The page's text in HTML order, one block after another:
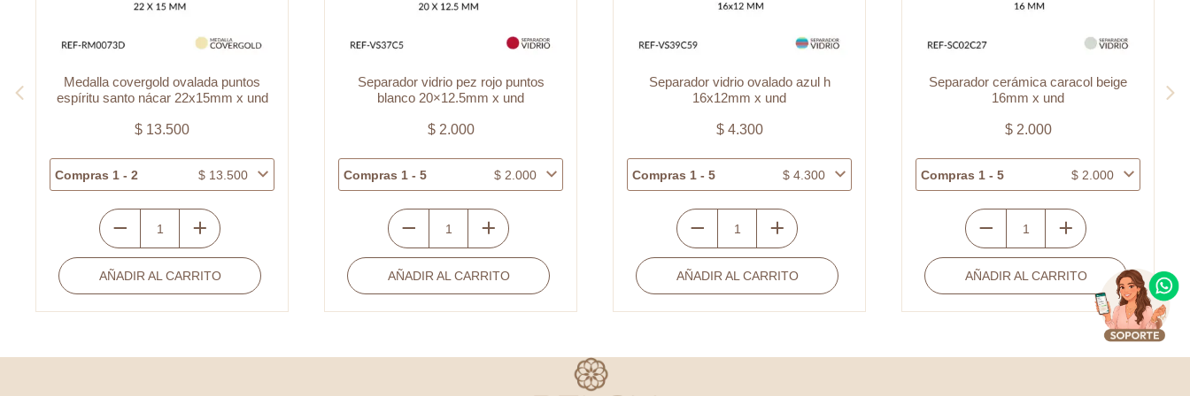
Medalla covergold ovalada puntos
espíritu santo nácar 22x15mm x und
$ 13.500
Compras 1 - 2 $ 13.500
Medalla
covergold
ovalada
AÑADIR AL CARRITO
Separador vidrio pez rojo puntos
blanco 20×12.5mm x und
$2.000
Compras 1 - 5 $ 2.000
Separador
vidrio
pez
AÑADIR AL CARRITO
Separador vidrio ovalado azul h
16x12mm x und
$4.300
Compras 1 - 5 $ 4.300
Separador
vidrio
ovalado
AÑADIR AL CARRITO
Separador cerámica caracol beige
16mm x und
$2.000
Compras 1 - 5 $ 2.000
Separador
cerámica
caracol
AÑADIR AL CARRITO